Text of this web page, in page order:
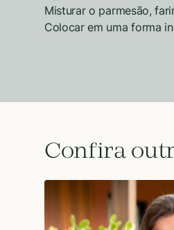
Misturar o parmesão,
Colocar em uma forma
Confira